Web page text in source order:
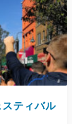
ティバル